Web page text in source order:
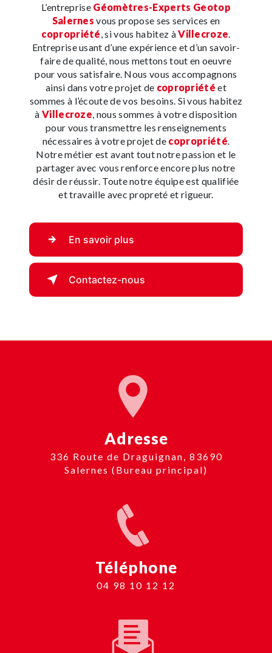
L’entreprise Géomètres-Experts Geotop
Salernes vous propose ses services en
copropriété , si vous habitez àVillecroze
Entreprise usant d’une expérience et d’un savoir-
faire de qualité, nous mettons tout en oeuvre
pour vous satisfaire. Nous vous accompagnons
ainsi dans votre projet de copropriété et
sommes à l’écoute de vos besoins. Si vous habitez
à Villecroze , nous sommes à votre disposition
pour vous transmettre les renseignements
nécessaires à votre projet de copropriété
Notre métier est avant tout notre passion et le
partager avec vous renforce encore plus notre
désir de réussir. Toute notre équipe est qualifiée
et travaille avec propreté et rigueur.
En savoir plus
Contactez-nous
Adresse
336 Route de Draguignan, 83690
Salernes (Bureau principal)
Téléphone
04 98 10 12 12